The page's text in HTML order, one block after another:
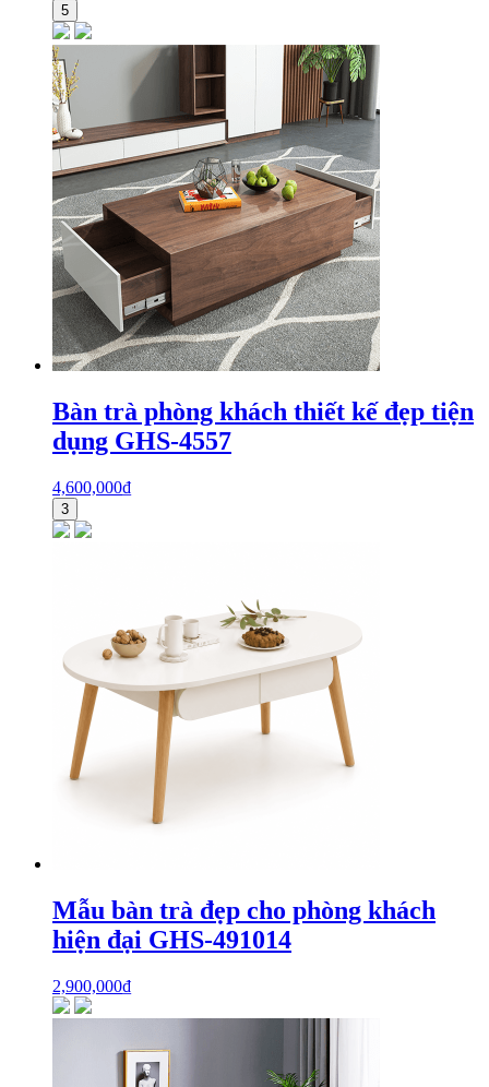
5
Bàn trà phòng khách thiết kế đẹp tiện
dụng GHS-4557
4,600,000₫
3
Mẫu bàn trà đẹp cho phòng khách
hiện đại GHS-491014
2,900,000₫